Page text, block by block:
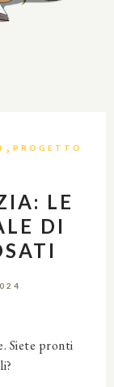
, PROGETTO
LE
DI
Siete pronti